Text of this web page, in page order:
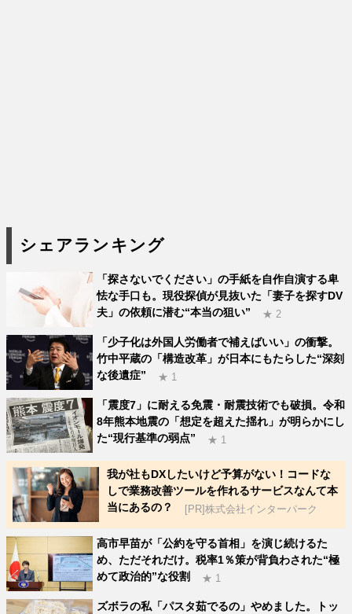
シェアランキング
「探さないでください」の手紙を自作自演する卑
怯な手口も。現役探偵が見抜いた「妻子を探すDV
夫」の依頼に潜む“本当の狙い”
★ 2
「少子化は外国人労働者で補えばいい」の衝撃。
竹中平蔵の「構造改革」が日本にもたらした“深刻
な後遺症”
★ 1
「震度7」に耐える免震・耐震技術でも破損。令和
8年熊本地震の「想定を超えた揺れ」が明らかにし
た“現行基準の弱点”
★ 1
我が社もDXしたいけど予算がない！コードな
しで業務改善ツールを作れるサービスなんて本
当にあるの？
[PR]株式会社インターパーク
高市早苗が「公約を守る首相」を演じ続けるた
め、ただそれだけ。税率1％策が背負わされた“極
めて政治的”な役割
★ 1
ズボラの私「パスタ茹でるの」やめました。トッ